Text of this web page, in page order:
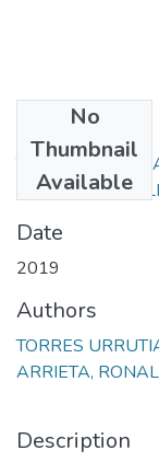
No
Thumbnail
Available
TORRES
ARRIETA
Date
2019
Authors
TORRES
ARRIETA,
Description